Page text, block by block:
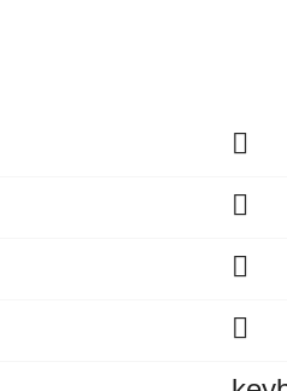



